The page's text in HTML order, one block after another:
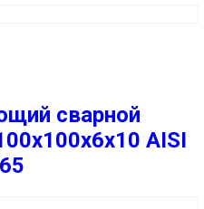
сварной
AISI